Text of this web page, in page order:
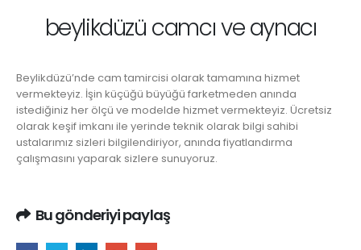
beylikdüzü camcı ve aynacı
Beylikdüzü’nde cam tamircisi olarak tamamına hizmet
vermekteyiz. İşin küçüğü büyüğü farketmeden anında
istediğiniz her ölçü ve modelde hizmet vermekteyiz. Ücretsiz
olarak keşif imkanı ile yerinde teknik olarak bilgi sahibi
ustalarımız sizleri bilgilendiriyor, anında fiyatlandırma
çalışmasını yaparak sizlere sunuyoruz.
Bu gönderiyi paylaş